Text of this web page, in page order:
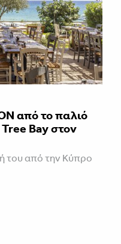
από το παλιό
Bay στον
του από την Κύπρο